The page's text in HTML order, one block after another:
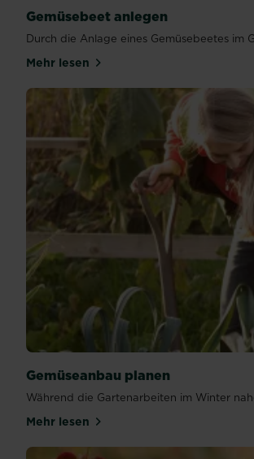
Gemüsebeet anlegen
Durch die Anlage eines Gemüsebeetes im
Mehr lesenüber Gemüsebeet anlegen
Gemüseanbau planen
Während die Gartenarbeiten im Winter
Mehr lesenüber Gemüseanbau planen